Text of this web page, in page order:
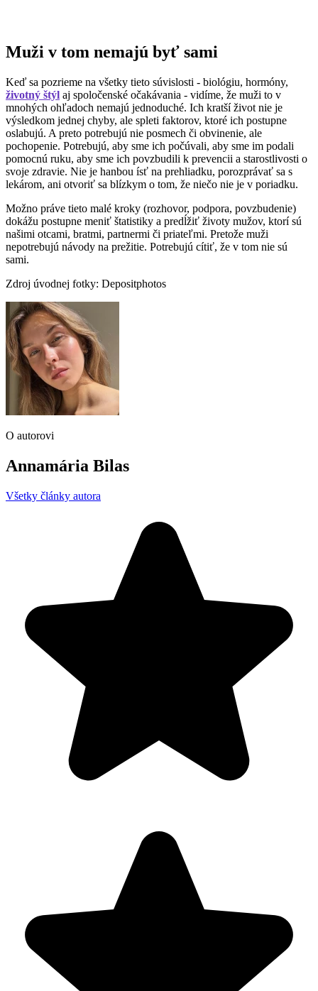
Muži v tom nemajú byť sami
Keď sa pozrieme na všetky tieto súvislosti - biológiu, hormóny,
životný štýl aj spoločenské očakávania - vidíme, že muži to v
mnohých ohľadoch nemajú jednoduché. Ich kratší život nie je
výsledkom jednej chyby, ale spleti faktorov, ktoré ich postupne
oslabujú. A preto potrebujú nie posmech či obvinenie, ale
pochopenie. Potrebujú, aby sme ich počúvali, aby sme im podali
pomocnú ruku, aby sme ich povzbudili k prevencii a starostlivosti o
svoje zdravie. Nie je hanbou ísť na prehliadku, porozprávať sa s
lekárom, ani otvoriť sa blízkym o tom, že niečo nie je v poriadku.
Možno práve tieto malé kroky (rozhovor, podpora, povzbudenie)
dokážu postupne meniť štatistiky a predĺžiť životy mužov, ktorí sú
našimi otcami, bratmi, partnermi či priateľmi. Pretože muži
nepotrebujú návody na prežitie. Potrebujú cítiť, že v tom nie sú
sami.
Zdroj úvodnej fotky: Depositphotos
O autorovi
Annamária Bilas
Všetky články autora